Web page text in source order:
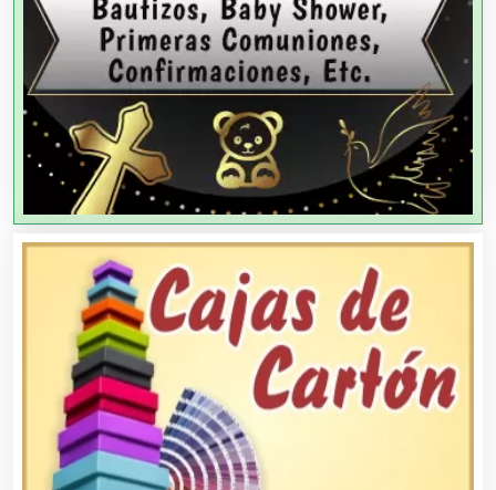
Agencias de Publicidad
Agencias de Viajes
Agricultores
Agricultura y Ganadería
Agua Purificada
Aire Acondicionado